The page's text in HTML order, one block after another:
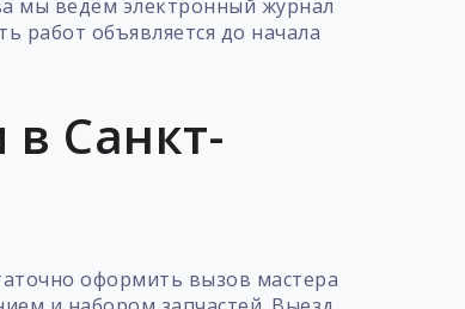
мы ведём электронный журнал
работ объявляется до начала
Санкт-
оформить вызов мастера